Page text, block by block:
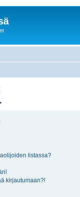
listassa?
kirjautumaan?!